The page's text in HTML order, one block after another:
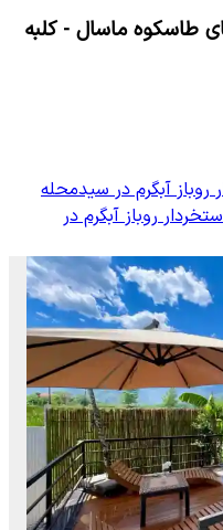
طاسکوه ماسال - کلبه
روباز آبگرم در سیدمحله
روباز آبگرم در